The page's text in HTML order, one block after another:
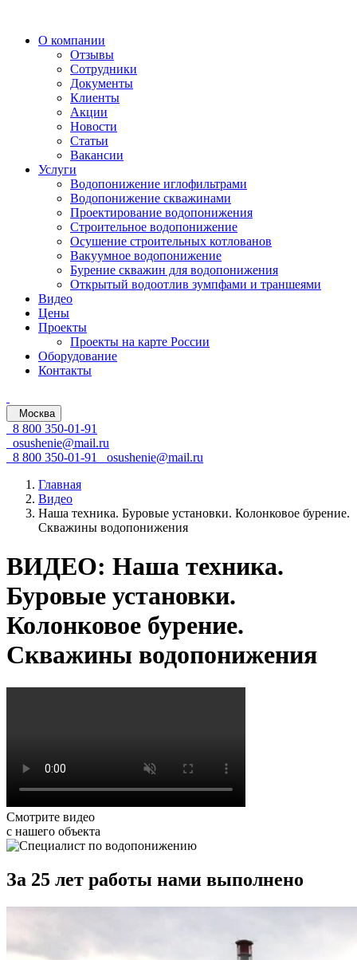
О компании
Отзывы
Сотрудники
Документы
Клиенты
Акции
Новости
Статьи
Вакансии
Услуги
Водопонижение иглофильтрами
Водопонижение скважинами
Проектирование водопонижения
Строительное водопонижение
Осушение строительных котлованов
Вакуумное водопонижение
Бурение скважин для водопонижения
Открытый водоотлив зумпфами и траншеями
Видео
Цены
Проекты
Проекты на карте России
Оборудование
Контакты
Москва
8 800 350-01-91
osushenie@mail.ru
8 800 350-01-91
osushenie@mail.ru
Главная
Видео
Наша техника. Буровые установки. Колонковое бурение.
Скважины водопонижения
ВИДЕО: Наша техника.
Буровые установки.
Колонковое бурение.
Скважины водопонижения
Смотрите видео
с нашего объекта
За 25 лет работы нами выполнено